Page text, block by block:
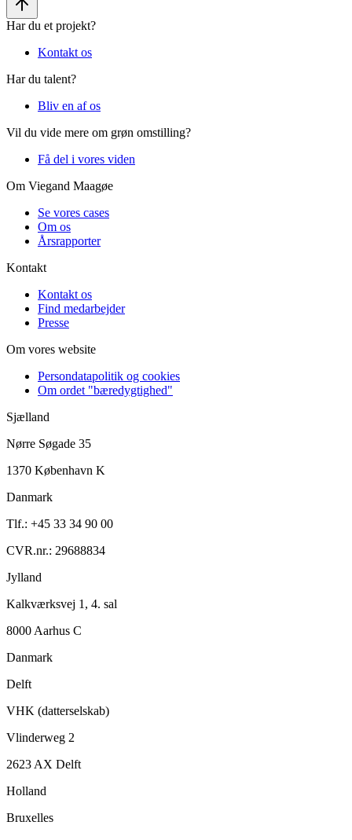
Har du et projekt?
Kontakt os
Har du talent?
Bliv en af os
Vil du vide mere om grøn omstilling?
Få del i vores viden
Om Viegand Maagøe
Se vores cases
Om os
Årsrapporter
Kontakt
Kontakt os
Find medarbejder
Presse
Om vores website
Persondatapolitik og cookies
Om ordet "bæredygtighed"
Sjælland
Nørre Søgade 35
1370 København K
Danmark
Tlf.: +45 33 34 90 00
CVR.nr.: 29688834
Jylland
Kalkværksvej 1, 4. sal
8000 Aarhus C
Danmark
Delft
VHK (datterselskab)
Vlinderweg 2
2623 AX Delft
Holland
Bruxelles